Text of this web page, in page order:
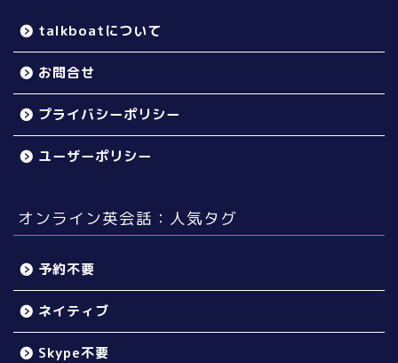
talkboatについて
お問合せ
プライバシーポリシー
ユーザーポリシー
オンライン英会話：人気タグ
予約不要
ネイティブ
Skype不要